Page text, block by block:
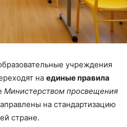
учреждения
на единые правила
Министерством просвещения
на стандартизацию
стране.